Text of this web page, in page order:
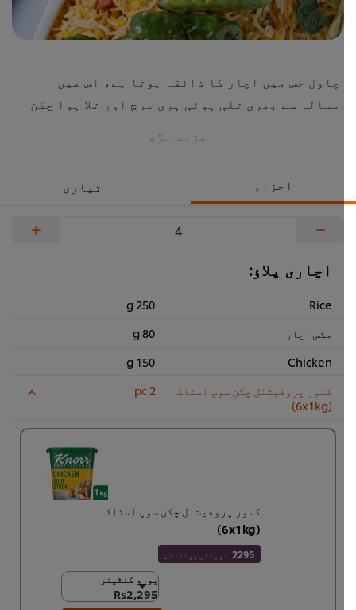
چاول جس میں اچار کا ذائقہ ہوتا ہے، اس میں
مسالہ سے بھری تلی ہوئی ہری مرچ اور تلا ہوا چکن
مزید پڑھ
اجزاء تیاری
اچاری پلاؤ:
Rice
250 g
مکس اچار
80 g
Chicken
150 g
کنور پروفیشنل چکن سوپ اسٹاک
کنور پروفیشنل چکن سوپ اسٹاک
2295 لویلٹی پوائنٹس
یورو کنٹینر
Rs2,295
یورو کنٹینر
Rs2,295